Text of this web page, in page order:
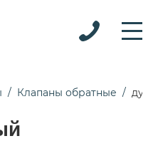
Клапаны обратные